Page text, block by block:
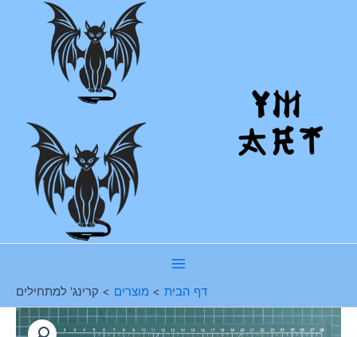
Menu
דף הבית מוצרים קרינג' למתחילים